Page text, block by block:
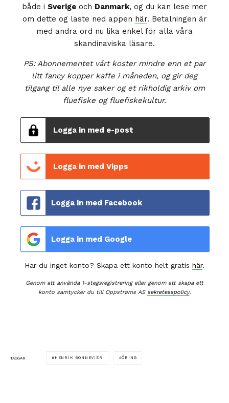
både i Sverige och Danmark, og du kan lese mer
om dette og laste ned appen här. Betalningen är
med andra ord nu lika enkel för alla våra
skandinaviska läsare.
PS: Abonnementet vårt koster mindre enn et par
litt fancy kopper kaffe i måneden, og gir deg
tilgang til alle nye saker og et rikholdig arkiv om
fluefiske og fluefiskekultur.
Logga in med e-post
Logga in med Vipps
Logga in med Facebook
Logga in med Google
Har du inget konto? Skapa ett konto helt gratis här.
Genom att använda 1-stegsregistrering eller genom att skapa ett
konto samtycker du till Oppstrøms AS sekretesspolicy.
TAGGAR HENRIK BONNEVIER ÖRING